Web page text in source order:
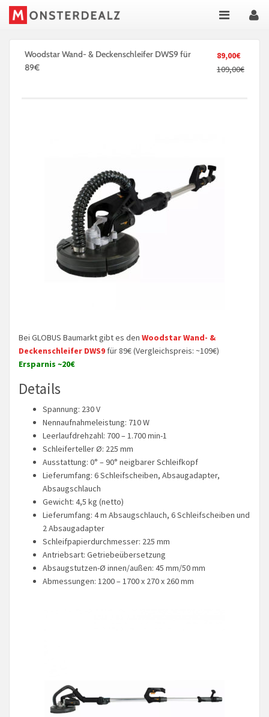
89,00€
109,00€
Woodstar Wand- & Deckenschleifer DWS9 für
89€
Bei GLOBUS Baumarkt gibt es den Woodstar Wand- &
Deckenschleifer DWS9 für 89€ (Vergleichspreis: ~109€)
Ersparnis ~20€
Details
Spannung: 230 V
Nennaufnahmeleistung: 710 W
Leerlaufdrehzahl: 700 – 1.700 min-1
Schleiferteller Ø: 225 mm
Ausstattung: 0° – 90° neigbarer Schleifkopf
Lieferumfang: 6 Schleifscheiben, Absaugadapter,
Absaugschlauch
Gewicht: 4,5 kg (netto)
Lieferumfang: 4 m Absaugschlauch, 6 Schleifscheiben und
2 Absaugadapter
Schleifpapierdurchmesser: 225 mm
Antriebsart: Getriebeübersetzung
Absaugstutzen-Ø innen/außen: 45 mm/50 mm
Abmessungen: 1200 – 1700 x 270 x 260 mm